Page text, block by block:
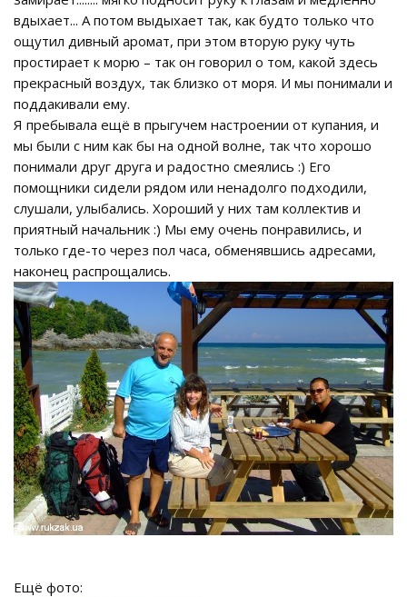
вдыхает... А потом выдыхает так, как будто только что
ощутил дивный аромат, при этом вторую руку чуть
простирает к морю – так он говорил о том, какой здесь
прекрасный воздух, так близко от моря. И мы понимали и
поддакивали ему.
Я пребывала ещё в прыгучем настроении от купания, и
мы были с ним как бы на одной волне, так что хорошо
понимали друг друга и радостно смеялись :) Его
помощники сидели рядом или ненадолго подходили,
слушали, улыбались. Хороший у них там коллектив и
приятный начальник :) Мы ему очень понравились, и
только где-то через пол часа, обменявшись адресами,
наконец распрощались.
Ещё фото: